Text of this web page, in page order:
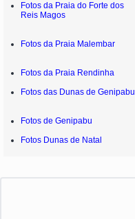
Fotos da Praia do Forte dos
Reis Magos
Fotos da Praia Malembar
Fotos da Praia Rendinha
Fotos das Dunas de Genipabu
Fotos de Genipabu
Fotos Dunas de Natal